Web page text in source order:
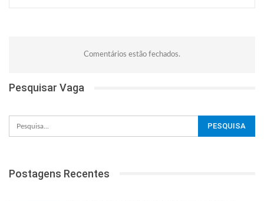
Comentários estão fechados.
Pesquisar Vaga
Postagens Recentes